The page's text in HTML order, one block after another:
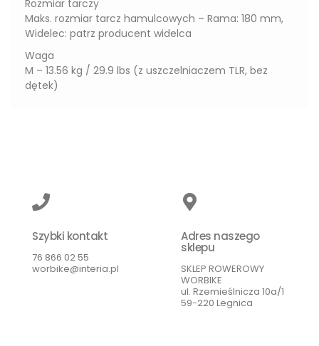
Rozmiar tarczy
Maks. rozmiar tarcz hamulcowych – Rama: 180 mm,
Widelec: patrz producent widelca
Waga
M – 13.56 kg / 29.9 lbs (z uszczelniaczem TLR, bez
dętek)
Szybki kontakt
76 866 02 55
worbike@interia.pl
Adres naszego
sklepu
SKLEP ROWEROWY
WORBIKE
ul. Rzemieślnicza 10a/1
59-220 Legnica